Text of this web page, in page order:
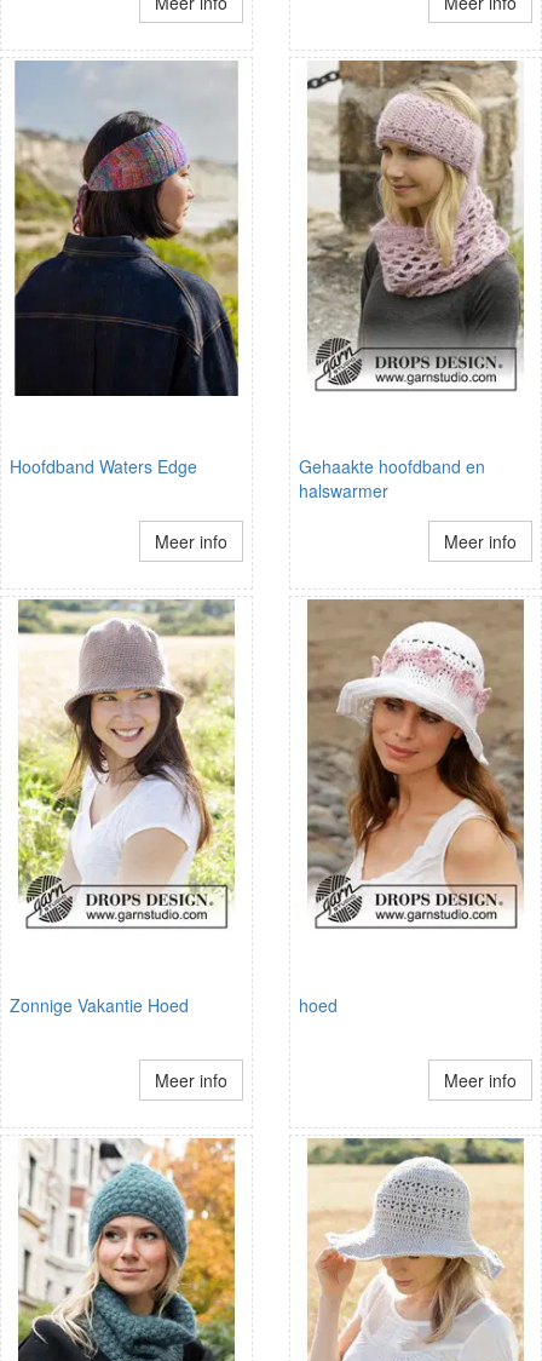
Hoofdband Waters Edge
Meer info
Gehaakte hoofdband en
halswarmer
Meer info
Zonnige Vakantie Hoed
Meer info
hoed
Meer info